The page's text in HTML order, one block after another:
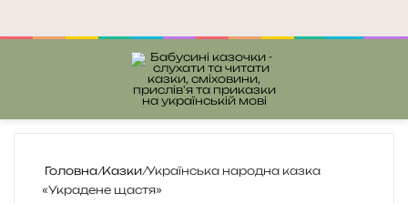
Головна/Казки/Українська народна казка
«Украдене щастя»